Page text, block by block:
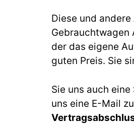
Diese und
Gebrauchtwagen
der das eigene
guten Preis. Sie
Sie uns auch
uns eine E-Mail